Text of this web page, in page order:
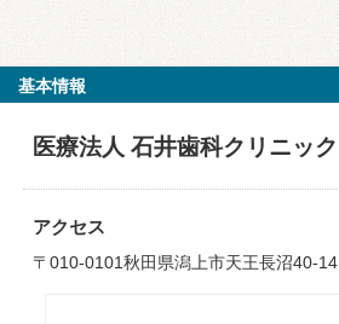
基本情報
医療法人 石井歯科クリニック
アクセス
〒010-0101秋田県潟上市天王長沼40-14